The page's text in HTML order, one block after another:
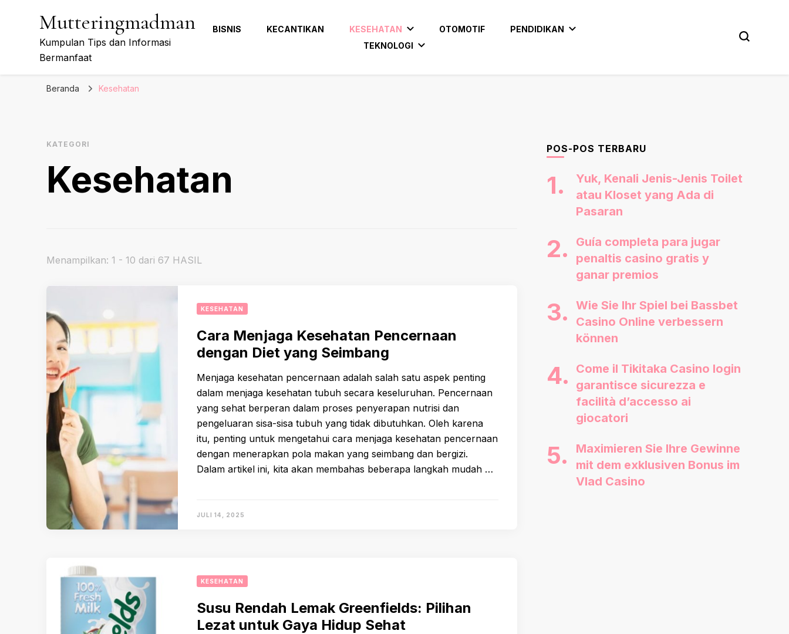
Mutteringmadman
Kumpulan Tips dan Informasi
Bermanfaat
BISNIS KECANTIKAN KESEHATAN OTOMOTIF
PENDIDIKAN
TEKNOLOGI
Beranda Kesehatan
KATEGORI
Kesehatan
Menampilkan: 1 - 10 dari 67 HASIL
KESEHATAN
Cara Menjaga Kesehatan Pencernaan
dengan Diet yang Seimbang
Menjaga kesehatan pencernaan adalah salah satu aspek penting
dalam menjaga kesehatan tubuh secara keseluruhan. Pencernaan
yang sehat berperan dalam proses penyerapan nutrisi dan
pengeluaran sisa-sisa tubuh yang tidak dibutuhkan. Oleh karena
itu, penting untuk mengetahui cara menjaga kesehatan pencernaan
dengan menerapkan pola makan yang seimbang dan bergizi.
Dalam artikel ini, kita akan membahas beberapa langkah mudah …
JULI 14, 2025
KESEHATAN
Susu Rendah Lemak Greenfields: Pilihan
Lezat untuk Gaya Hidup Sehat
POS-POS TERBARU
Yuk, Kenali Jenis-Jenis Toilet
atau Kloset yang Ada di
Pasaran
Guía completa para jugar
penaltis casino gratis y
ganar premios
Wie Sie Ihr Spiel bei Bassbet
Casino Online verbessern
können
Come il Tikitaka Casino login
garantisce sicurezza e
facilità d’accesso ai
giocatori
Maximieren Sie Ihre Gewinne
mit dem exklusiven Bonus im
Vlad Casino